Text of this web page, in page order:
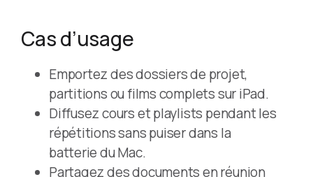
Cas d’usage
Emportez des dossiers de projet,
partitions ou films complets sur iPad.
Diffusez cours et playlists pendant les
répétitions sans puiser dans la
batterie du Mac.
Partagez des documents en réunion